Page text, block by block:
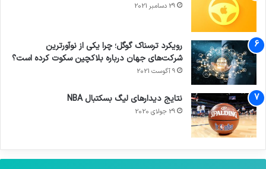
29 دسامبر 2021
رویکرد ترسناک گوگل؛ چرا یکی از نوآورترین
شرکت‌های جهان درباره بلاکچین سکوت کرده است؟
9 آگوست 2021
نتایج دیدار‌های لیگ بسکتبال NBA
29 جولای 2020